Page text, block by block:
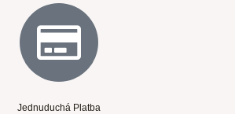
Jednuduchá Platba